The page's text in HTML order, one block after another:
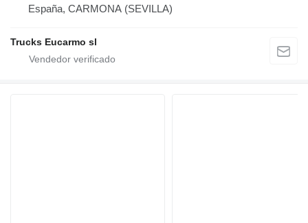
España, CARMONA (SEVILLA)
Trucks Eucarmo sl